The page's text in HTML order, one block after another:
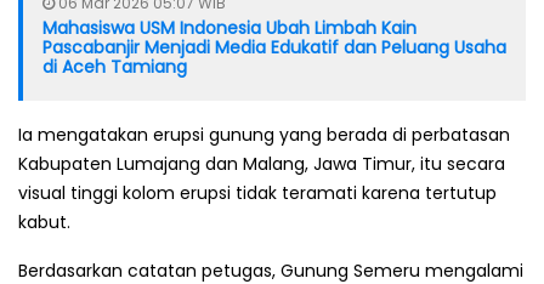
Mahasiswa USM Indonesia Ubah Limbah Kain
Pascabanjir Menjadi Media Edukatif dan Peluang Usaha
di Aceh Tamiang
Ia mengatakan erupsi gunung yang berada di perbatasan
Kabupaten Lumajang dan Malang, Jawa Timur, itu secara
visual tinggi kolom erupsi tidak teramati karena tertutup
kabut.
Berdasarkan catatan petugas, Gunung Semeru mengalami